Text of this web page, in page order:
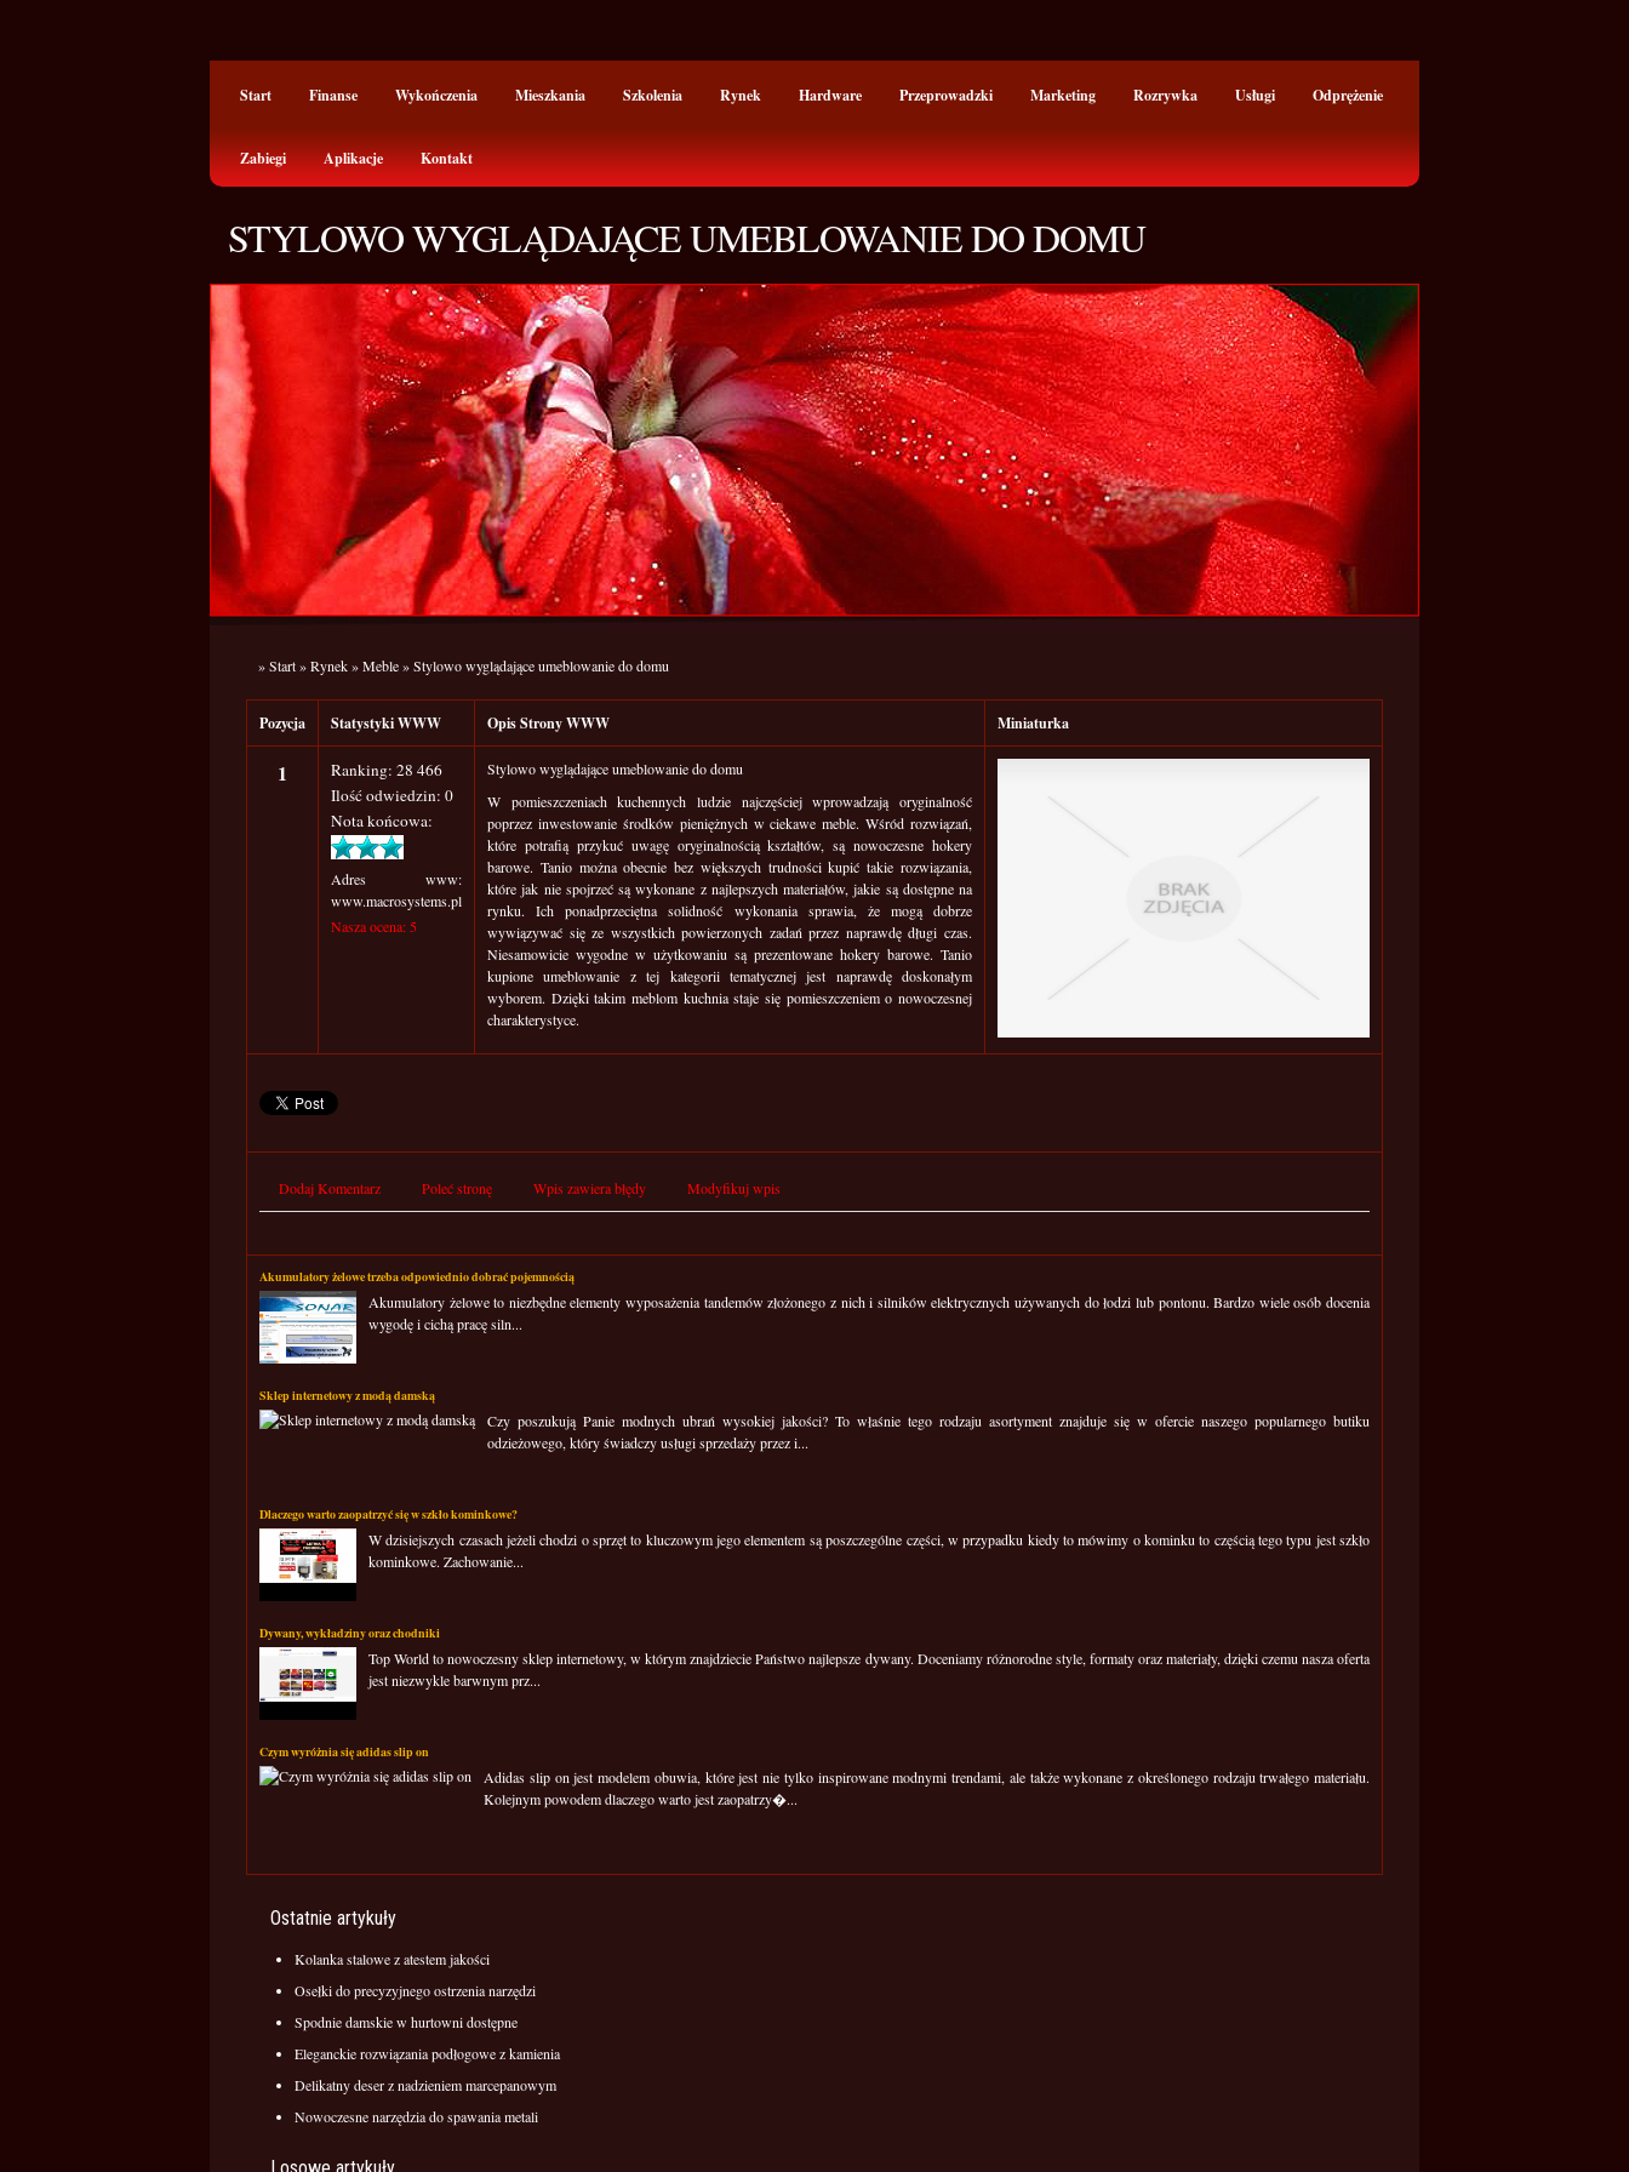
Start Finanse Wykończenia Mieszkania Szkolenia Rynek Hardware Przeprowadzki Marketing Rozrywka Usługi Odprężenie
Zabiegi Aplikacje Kontakt
STYLOWO WYGLĄDAJĄCE UMEBLOWANIE DO DOMU
»Start»Rynek»Meble»Stylowo wyglądające umeblowanie do domu
Pozycja Statystyki WWW Opis Strony WWW Miniaturka
1
Ranking: 28 466
Ilość odwiedzin: 0
Nota końcowa:
Adres www:
www.macrosystems.pl
Nasza ocena: 5
Stylowo wyglądające umeblowanie do domu
W pomieszczeniach kuchennych ludzie najczęściej wprowadzają oryginalność
poprzez inwestowanie środków pieniężnych w ciekawe meble. Wśród rozwiązań,
które potrafią przykuć uwagę oryginalnością kształtów, są nowoczesne hokery
barowe. Tanio można obecnie bez większych trudności kupić takie rozwiązania,
które jak nie spojrzeć są wykonane z najlepszych materiałów, jakie są dostępne na
rynku. Ich ponadprzeciętna solidność wykonania sprawia, że mogą dobrze
wywiązywać się ze wszystkich powierzonych zadań przez naprawdę długi czas.
Niesamowicie wygodne w użytkowaniu są prezentowane hokery barowe. Tanio
kupione umeblowanie z tej kategorii tematycznej jest naprawdę doskonałym
wyborem. Dzięki takim meblom kuchnia staje się pomieszczeniem o nowoczesnej
charakterystyce.
Dodaj Komentarz Poleć stronę Wpis zawiera błędy Modyfikuj wpis
Akumulatory żelowe trzeba odpowiednio dobrać pojemnością
Akumulatory żelowe to niezbędne elementy wyposażenia tandemów złożonego z nich i silników elektrycznych używanych do łodzi lub pontonu. Bardzo wiele osób docenia
wygodę i cichą pracę siln...
Sklep internetowy z modą damską
Czy poszukują Panie modnych ubrań wysokiej jakości? To właśnie tego rodzaju asortyment znajduje się w ofercie naszego popularnego butiku
odzieżowego, który świadczy usługi sprzedaży przez i...
Dlaczego warto zaopatrzyć się w szkło kominkowe?
W dzisiejszych czasach jeżeli chodzi o sprzęt to kluczowym jego elementem są poszczególne części, w przypadku kiedy to mówimy o kominku to częścią tego typu jest szkło
kominkowe. Zachowanie...
Dywany, wykładziny oraz chodniki
Top World to nowoczesny sklep internetowy, w którym znajdziecie Państwo najlepsze dywany. Doceniamy różnorodne style, formaty oraz materiały, dzięki czemu nasza oferta
jest niezwykle barwnym prz...
Czym wyróżnia się adidas slip on
Adidas slip on jest modelem obuwia, które jest nie tylko inspirowane modnymi trendami, ale także wykonane z określonego rodzaju trwałego materiału.
Kolejnym powodem dlaczego warto jest zaopatrzy�...
Ostatnie artykuły
Kolanka stalowe z atestem jakości
Osełki do precyzyjnego ostrzenia narzędzi
Spodnie damskie w hurtowni dostępne
Eleganckie rozwiązania podłogowe z kamienia
Delikatny deser z nadzieniem marcepanowym
Nowoczesne narzędzia do spawania metali